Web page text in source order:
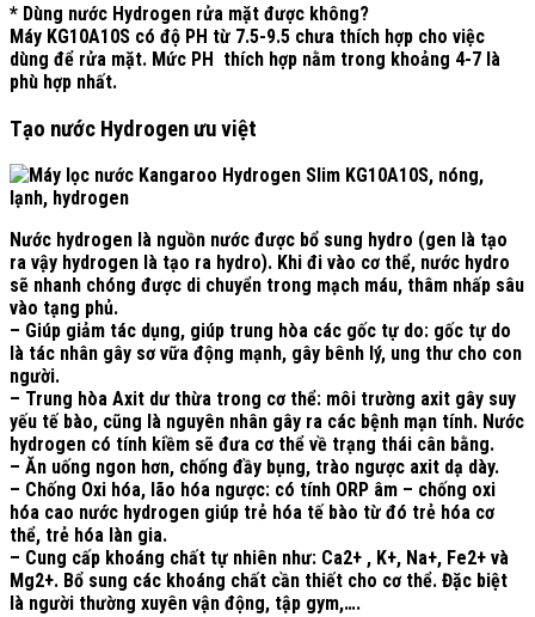
* Dùng nước Hydrogen rửa mặt được không?
Máy KG10A10S có độ PH từ 7.5-9.5 chưa thích hợp cho việc
dùng để rửa mặt. Mức PH thích hợp nằm trong khoảng 4-7 là
phù hợp nhất.
Tạo nước Hydrogen ưu việt
Nước hydrogen là nguồn nước được bổ sung hydro (gen là tạo
ra vậy hydrogen là tạo ra hydro). Khi đi vào cơ thể, nước hydro
sẽ nhanh chóng được di chuyển trong mạch máu, thâm nhấp sâu
vào tạng phủ.
– Giúp giảm tác dụng, giúp trung hòa các gốc tự do: gốc tự do
là tác nhân gây sơ vữa động mạnh, gây bênh lý, ung thư cho con
người.
– Trung hòa Axit dư thừa trong cơ thể: môi trường axit gây suy
yếu tế bào, cũng là nguyên nhân gây ra các bệnh mạn tính. Nước
hydrogen có tính kiềm sẽ đưa cơ thể về trạng thái cân bằng.
– Ăn uống ngon hơn, chống đầy bụng, trào ngược axit dạ dày.
– Chống Oxi hóa, lão hóa ngược: có tính ORP âm – chống oxi
hóa cao nước hydrogen giúp trẻ hóa tế bào từ đó trẻ hóa cơ
thể, trẻ hóa làn gia.
– Cung cấp khoáng chất tự nhiên như: Ca2+ , K+, Na+, Fe2+ và
Mg2+. Bổ sung các khoáng chất cần thiết cho cơ thể. Đặc biệt
là người thường xuyên vận động, tập gym,….